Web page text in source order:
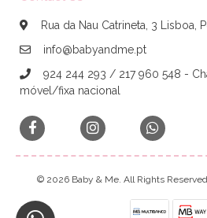
Rua da Nau Catrineta, 3 Lisboa,
info@babyandme.pt
924 244 293 / 217 960 548 -
móvel/fixa nacional
© 2026 Baby & Me. All Rights